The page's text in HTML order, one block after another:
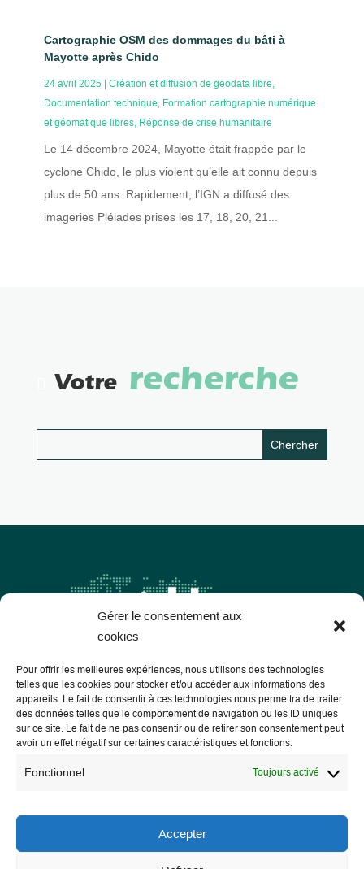
Gérer le consentement aux
cookies
Pour offrir les meilleures expériences, nous utilisons des technologies
telles que les cookies pour stocker et/ou accéder aux informations des
appareils. Le fait de consentir à ces technologies nous permettra de traiter
des données telles que le comportement de navigation ou les ID uniques
sur ce site. Le fait de ne pas consentir ou de retirer son consentement peut
avoir un effet négatif sur certaines caractéristiques et fonctions.
Fonctionnel Toujours activé
Accepter
Cartographie OSM des dommages du bâti à
Mayotte après Chido
24 avril 2025 | Création et diffusion de geodata libre
Documentation technique Formation cartographie numérique
et géomatique libres, Réponse de crise humanitaire
Le 14 décembre 2024, Mayotte était frappée par le
cyclone Chido, le plus violent qu’elle ait connu depuis
plus de 50 ans. Rapidement, l’IGN a diffusé des
imageries Pléiades prises les 17, 18, 20, 21...
Votrerecherche
Les Libres Géographes
28 rue Hoche